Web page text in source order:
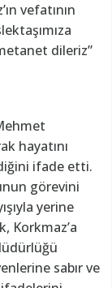
vefatının
dileriz”
hayatını
ifade etti.
görevini
yerine
Korkmaz’a
sabır ve